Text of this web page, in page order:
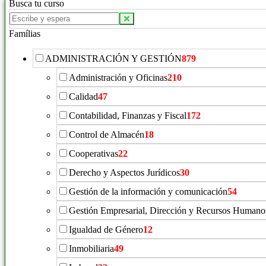
Busca tu curso
Famílias
ADMINISTRACIÓN Y GESTIÓN879
Administración y Oficinas210
Calidad47
Contabilidad, Finanzas y Fiscal172
Control de Almacén18
Cooperativas22
Derecho y Aspectos Jurídicos30
Gestión de la información y comunicación54
Gestión Empresarial, Dirección y Recursos
Igualdad de Género12
Inmobiliaria49